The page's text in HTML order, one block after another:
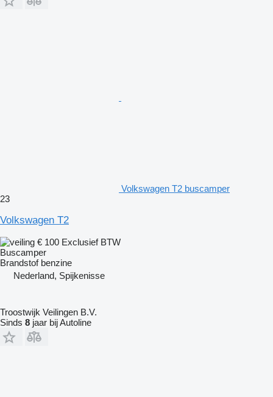
Volkswagen T2 buscamper
23
Volkswagen T2
€ 100 Exclusief BTW
Buscamper
Brandstof benzine
Nederland, Spijkenisse
Troostwijk Veilingen B.V.
Sinds 8 jaar bij Autoline